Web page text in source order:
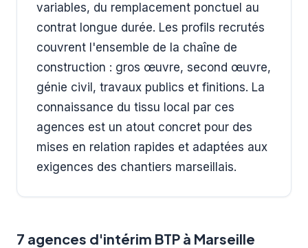
variables, du remplacement ponctuel au
contrat longue durée. Les profils recrutés
couvrent l'ensemble de la chaîne de
construction : gros œuvre, second œuvre,
génie civil, travaux publics et finitions. La
connaissance du tissu local par ces
agences est un atout concret pour des
mises en relation rapides et adaptées aux
exigences des chantiers marseillais.
7 agences d'intérim BTP à Marseille